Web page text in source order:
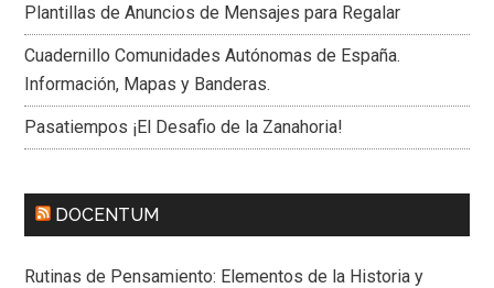
Plantillas de Anuncios de Mensajes para Regalar
Cuadernillo Comunidades Autónomas de España.
Información, Mapas y Banderas.
Pasatiempos ¡El Desafio de la Zanahoria!
DOCENTUM
Rutinas de Pensamiento: Elementos de la Historia y